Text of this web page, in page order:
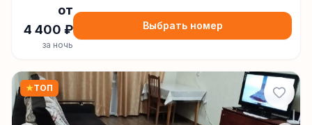
от
4 400 ₽
за ночь
Выбрать номер
★ТОП